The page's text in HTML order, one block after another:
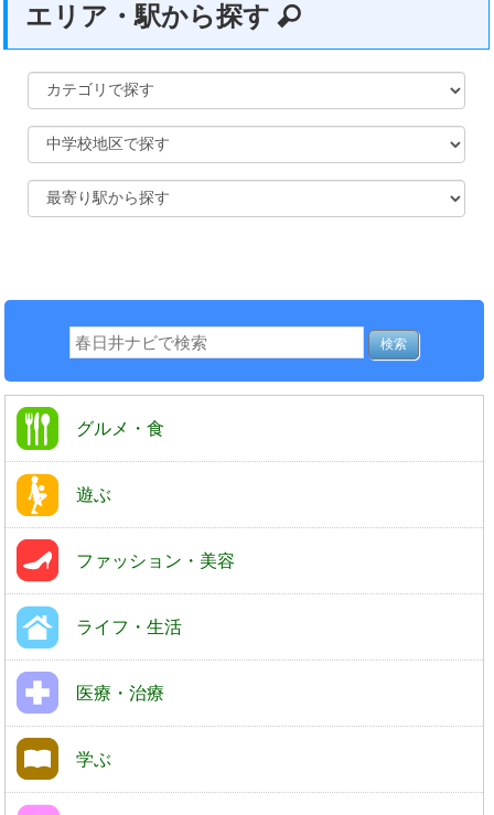
エリア・駅から探す
グルメ・食
遊ぶ
ファッション・美容
ライフ・生活
医療・治療
学ぶ